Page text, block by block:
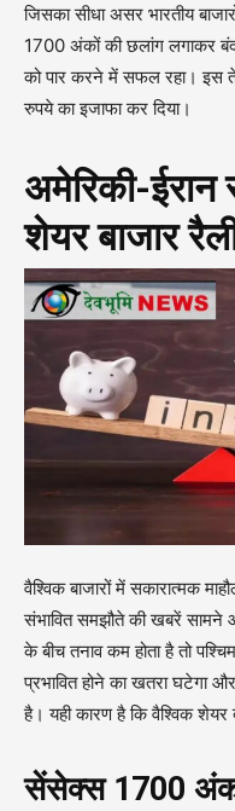
जिसका सीधा असर भारतीय
1700 अंकों की छलांग लगाकर
को पार करने में सफल रहा। इस
रुपये का इजाफा कर दिया।
अमेरिकी-ईरान
शेयर बाजार
वैश्विक बाजारों में सकारात्मक
संभावित समझौते की खबरें सामने
के बीच तनाव कम होता है तो
प्रभावित होने का खतरा घटेगा
है। यही कारण है कि वैश्विक शेयर
सेंसेक्स 1700 अंक